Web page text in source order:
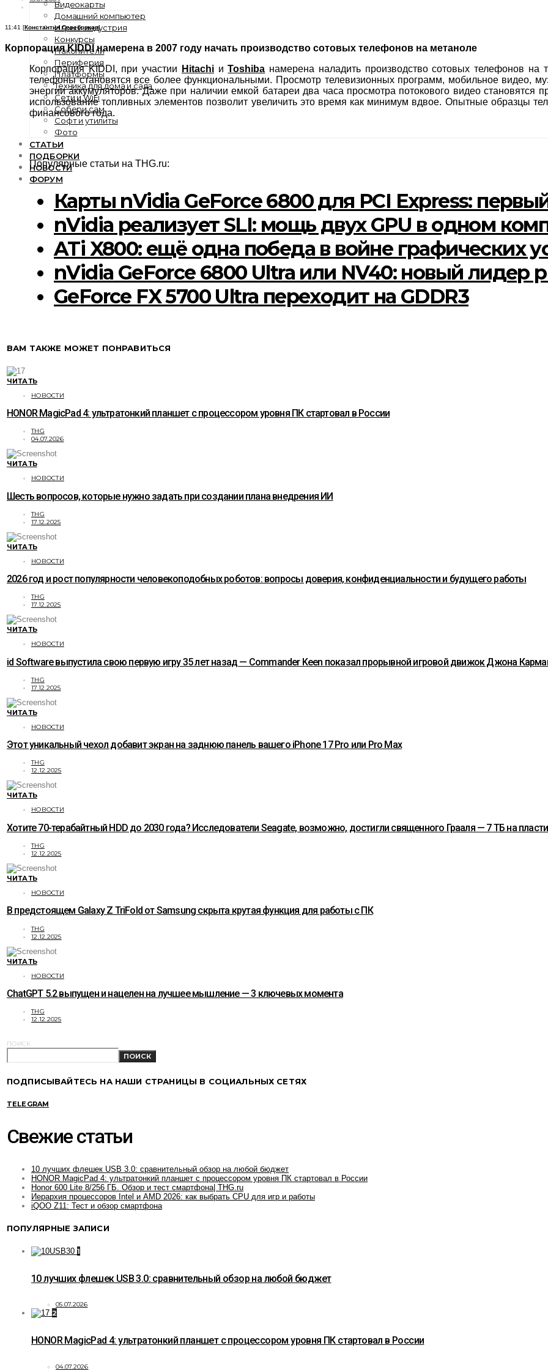
Видеокарты
Домашний компьютер
Игры и индустрия
Конкурсы
Накопители
Периферия
Платформы
Техника для дома и сада
Сети и WiFi
Собери сам
Софт и утилиты
Фото
СТАТЬИ
ПОДБОРКИ
НОВОСТИ
ФОРУМ
11:41 [Константин Серебряков]
Корпорация KIDDI намерена в 2007 году начать производство сотовых телефонов на метаноле
Корпорация KIDDI, при участии
HitachiиToshiba намерена наладить производство сотовых телефонов
телефоны становятся все более функциональными. Просмотр телевизионных программ, мобильное видео,
энергии аккумуляторов. Даже при наличии емкой батареи два часа просмотра потокового видео
использование топливных элементов позволит увеличить это время как минимум вдвое. Опытные образцы
финансового года.
Популярные статьи на THG.ru:
Карты nVidia GeForce 6800 для PCI Express:
nVidia реализует SLI: мощь двух GPU в одном
ATi X800: ещё одна победа в войне графических
nVidia GeForce 6800 Ultra или NV40: новый лидер
GeForce FX 5700 Ultra переходит на GDDR3
ВАМ ТАКЖЕ МОЖЕТ ПОНРАВИТЬСЯ
ЧИТАТЬ
НОВОСТИ
HONOR MagicPad 4: ультратонкий планшет с процессором уровня ПК стартовал в России
THG
04.07.2026
ЧИТАТЬ
НОВОСТИ
Шесть вопросов, которые нужно задать при создании плана внедрения ИИ
THG
17.12.2025
ЧИТАТЬ
НОВОСТИ
2026 год и рост популярности человекоподобных роботов: вопросы доверия, конфиденциальности и будущего работы
THG
17.12.2025
ЧИТАТЬ
НОВОСТИ
id Software выпустила свою первую игру 35 лет назад — Commander Keen показал прорывной игровой движок Джона
THG
17.12.2025
ЧИТАТЬ
НОВОСТИ
Этот уникальный чехол добавит экран на заднюю панель вашего iPhone 17 Pro или Pro Max
THG
12.12.2025
ЧИТАТЬ
НОВОСТИ
Хотите 70-терабайтный HDD до 2030 года? Исследователи Seagate, возможно, достигли священного Грааля — 7 ТБ на
THG
12.12.2025
ЧИТАТЬ
НОВОСТИ
В предстоящем Galaxy Z TriFold от Samsung скрыта крутая функция для работы с ПК
THG
12.12.2025
ЧИТАТЬ
НОВОСТИ
ChatGPT 5.2 выпущен и нацелен на лучшее мышление — 3 ключевых момента
THG
12.12.2025
ПОИСК
ПОИСК
ПОДПИСЫВАЙТЕСЬ НА НАШИ СТРАНИЦЫ В СОЦИАЛЬНЫХ СЕТЯХ
TELEGRAM
Свежие статьи
10 лучших флешек USB 3.0: сравнительный обзор на любой бюджет
HONOR MagicPad 4: ультратонкий планшет с процессором уровня ПК стартовал в России
Honor 600 Lite 8/256 ГБ. Обзор и тест смартфона| THG.ru
Иерархия процессоров Intel и AMD 2026: как выбрать CPU для игр и работы
iQOO Z11: Тест и обзор смартфона
ПОПУЛЯРНЫЕ ЗАПИСИ
1
10 лучших флешек USB 3.0: сравнительный обзор на любой бюджет
05.07.2026
2
HONOR MagicPad 4: ультратонкий планшет с процессором уровня ПК стартовал в России
04.07.2026